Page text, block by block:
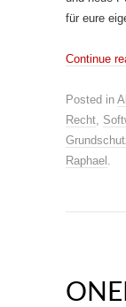
für eure
Continue
Posted in
Recht,
Raphael .